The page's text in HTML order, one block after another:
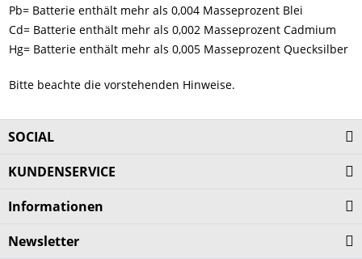
Pb= Batterie enthält mehr als 0,004 Masseprozent Blei
Cd= Batterie enthält mehr als 0,002 Masseprozent Cadmium
Hg= Batterie enthält mehr als 0,005 Masseprozent Quecksilber
Bitte beachte die vorstehenden Hinweise.
SOCIAL
KUNDENSERVICE
Informationen
Newsletter